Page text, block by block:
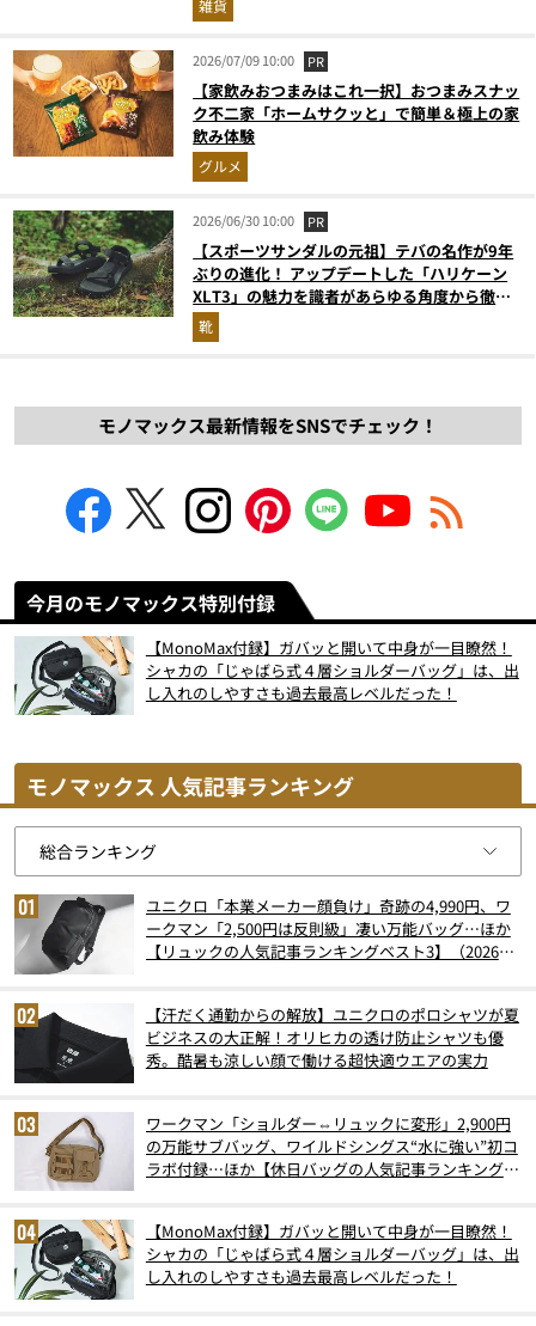
雑貨
2026/07/09 10:00 PR
【家飲みおつまみはこれ一択】おつまみスナッ
ク不二家「ホームサクッと」で簡単＆極上の家
飲み体験
グルメ
2026/06/30 10:00 PR
【スポーツサンダルの元祖】テバの名作が9年
ぶりの進化！ アップデートした「ハリケーン
XLT3」の魅力を識者があらゆる角度から徹底
解説！
靴
モノマックス最新情報をSNSでチェック！
今月のモノマックス特別付録
【MonoMax付録】ガバッと開いて中身が一目瞭然！
シャカの「じゃばら式４層ショルダーバッグ」は、出
し入れのしやすさも過去最高レベルだった！
モノマックス 人気記事ランキング
ユニクロ「本業メーカー顔負け」奇跡の4,990円、ワ
ークマン「2,500円は反則級」凄い万能バッグ…ほか
【リュックの人気記事ランキングベスト3】（2026年
【汗だく通勤からの解放】ユニクロのポロシャツが夏
ビジネスの大正解！オリヒカの透け防止シャツも優
秀。酷暑も涼しい顔で働ける超快適ウエアの実力
ワークマン「ショルダー⇔リュックに変形」2,900円
の万能サブバッグ、ワイルドシングス“水に強い”初コ
ラボ付録…ほか【休日バッグの人気記事ランキングベ
【MonoMax付録】ガバッと開いて中身が一目瞭然！
シャカの「じゃばら式４層ショルダーバッグ」は、出
し入れのしやすさも過去最高レベルだった！